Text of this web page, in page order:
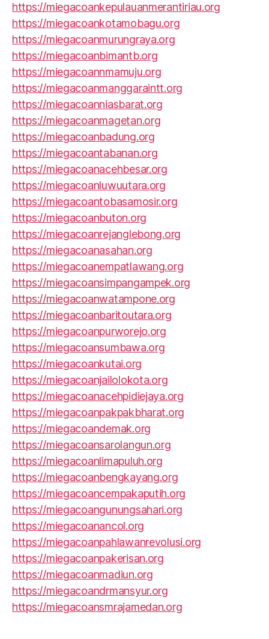
https://miegacoankepulauanmerantiriau.org
https://miegacoankotamobagu.org
https://miegacoanmurungraya.org
https://miegacoanbimantb.org
https://miegacoannmamuju.org
https://miegacoanmanggaraintt.org
https://miegacoanniasbarat.org
https://miegacoanmagetan.org
https://miegacoanbadung.org
https://miegacoantabanan.org
https://miegacoanacehbesar.org
https://miegacoanluwuutara.org
https://miegacoantobasamosir.org
https://miegacoanbuton.org
https://miegacoanrejanglebong.org
https://miegacoanasahan.org
https://miegacoanempatlawang.org
https://miegacoansimpangampek.org
https://miegacoanwatampone.org
https://miegacoanbaritoutara.org
https://miegacoanpurworejo.org
https://miegacoansumbawa.org
https://miegacoankutai.org
https://miegacoanjailolokota.org
https://miegacoanacehpidiejaya.org
https://miegacoanpakpakbharat.org
https://miegacoandemak.org
https://miegacoansarolangun.org
https://miegacoanlimapuluh.org
https://miegacoanbengkayang.org
https://miegacoancempakaputih.org
https://miegacoangunungsahari.org
https://miegacoanancol.org
https://miegacoanpahlawanrevolusi.org
https://miegacoanpakerisan.org
https://miegacoanmadiun.org
https://miegacoandrmansyur.org
https://miegacoansmrajamedan.org